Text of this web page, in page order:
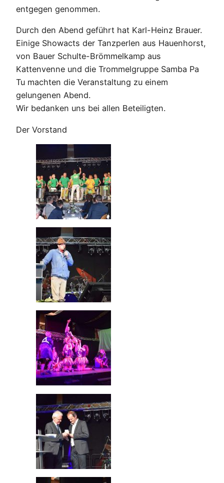
entgegen genommen.
Durch den Abend geführt hat Karl-Heinz Brauer.
Einige Showacts der Tanzperlen aus Hauenhorst,
von Bauer Schulte-Brömmelkamp aus
Kattenvenne und die Trommelgruppe Samba Pa
Tu machten die Veranstaltung zu einem
gelungenen Abend.
Wir bedanken uns bei allen Beteiligten.
Der Vorstand